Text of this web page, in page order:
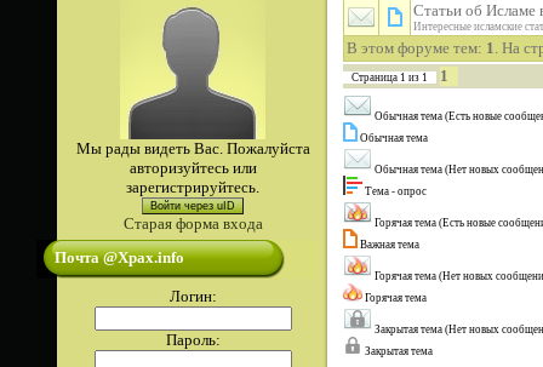
Мы рады видеть Вас. Пожалуйста
авторизуйтесь или
зарегистрируйтесь.
Войти через uID
Старая форма входа
Почта @Xpax.info
Логин:
Пароль:
Статьи об Исламе
Интересные исламские
В этом форуме тем: 1. На
Страница 1 из 1 1
Обычная тема (Есть новые
Обычная тема
Обычная тема (Нет новых
Тема - опрос
Горячая тема (Есть новые
Важная тема
Горячая тема (Нет новых
Горячая тема
Закрытая тема (Нет новых
Закрытая тема